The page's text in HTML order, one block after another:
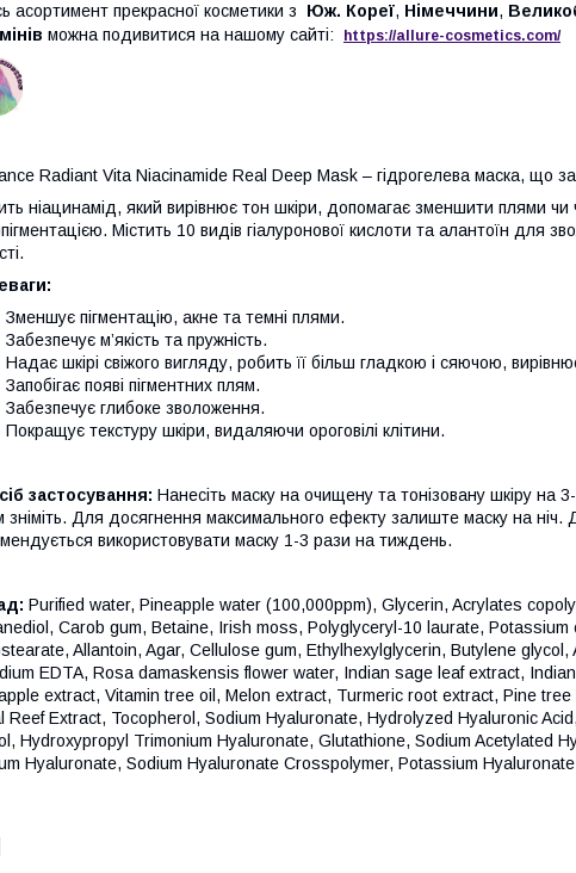
асортимент прекрасної косметики з Юж. Кореї, Німеччини,
можна подивитися на нашому сайті: https://allure-cosmetics.com/
Radiant Vita Niacinamide Real Deep Mask – гідрогелева маска, що
ніацинамід, який вирівнює тон шкіри, допомагає зменшити плями чи
Містить 10 видів гіалуронової кислоти та алантоїн для
Зменшує пігментацію, акне та темні плями.
Забезпечує м’якість та пружність.
Надає шкірі свіжого вигляду, робить її більш гладкою і сяючою,
Запобігає появі пігментних плям.
Забезпечує глибоке зволоження.
Покращує текстуру шкіри, видаляючи ороговілі клітини.
застосування: Нанесіть маску на очищену та тонізовану шкіру на
зніміть. Для досягнення максимального ефекту залиште маску на
використовувати маску 1-3 рази на тиждень.
Purified water, Pineapple water (100,000ppm), Glycerin, Acrylates
Carob gum, Betaine, Irish moss, Polyglyceryl-10 laurate,
Allantoin, Agar, Cellulose gum, Ethylhexylglycerin, Butylene
EDTA, Rosa damaskensis flower water, Indian sage leaf extract,
extract, Vitamin tree oil, Melon extract, Turmeric root extract, Pine
Reef Extract, Tocopherol, Sodium Hyaluronate, Hydrolyzed Hyaluronic
Hydroxypropyl Trimonium Hyaluronate, Glutathione, Sodium Acetylated
Hyaluronate, Sodium Hyaluronate Crosspolymer, Potassium